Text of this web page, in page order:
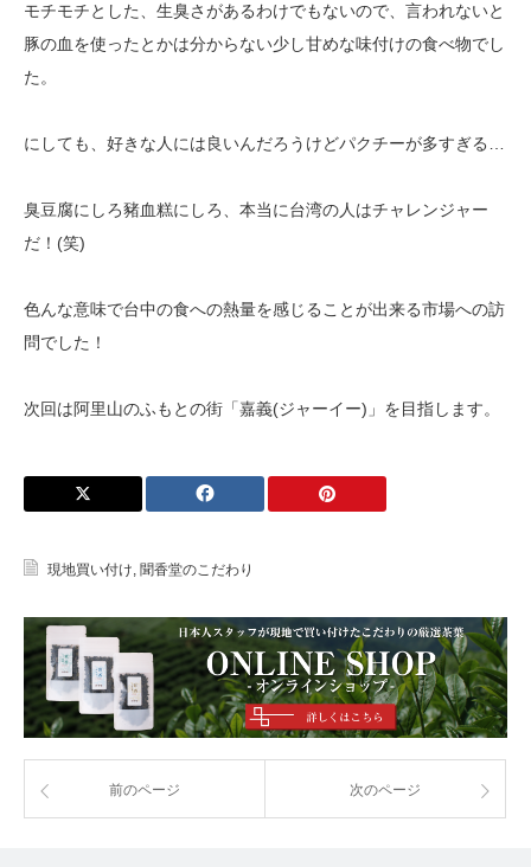
モチモチとした、 生臭さがあるわけでもないので、言われないと
豚の血を使ったとかは分からない少し甘めな味付けの食べ物でし
た。
にしても、好きな人には良いんだろうけどパクチーが多すぎる…
臭豆腐にしろ豬血糕にしろ、本当に台湾の人はチャレンジャー
だ！(笑)
色んな意味で台中の食への熱量を感じることが出来る市場への訪
問でした！
次回は阿里山のふもとの街「嘉義(ジャーイー)」を目指します。
現地買い付け, 聞香堂のこだわり
前のページ 次のページ